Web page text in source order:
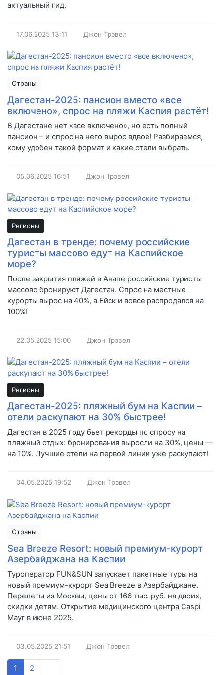
актуальный гид.
17.06.2025 13:11 Джон Трэвел
Страны
Дагестан-2025: пансион вместо «все
включено», спрос на пляжи Каспия растёт!
В Дагестане нет «все включено», но есть полный
пансион – и спрос на него вырос вдвое! Разбираемся,
кому удобен такой формат и какие отели выбрать.
05.06.2025 16:51 Джон Трэвел
Регионы
Дагестан в тренде: почему российские
туристы массово едут на Каспийское
море?
После закрытия пляжей в Анапе российские туристы
массово бронируют Дагестан. Спрос на местные
курорты вырос на 40%, а Ейск и вовсе распродался на
100%!
22.05.2025 15:00 Джон Трэвел
Регионы
Дагестан-2025: пляжный бум на Каспии –
отели раскупают на 30% быстрее!
Дагестан в 2025 году бьет рекорды по спросу на
пляжный отдых: бронирования выросли на 30%, цены —
на 10%. Лучшие отели на первой линии уже раскупают!
04.05.2025 19:52 Джон Трэвел
Страны
Sea Breeze Resort: новый премиум-курорт
Азербайджана на Каспии
Туроператор FUN&SUN запускает пакетные туры на
новый премиум-курорт Sea Breeze в Азербайджане.
Перелеты из Москвы, цены от 166 тыс. руб. на двоих,
скидки детям. Открытие медицинского центра Caspi
Mayr в июне 2025.
03.05.2025 21:51 Джон Трэвел
1 2